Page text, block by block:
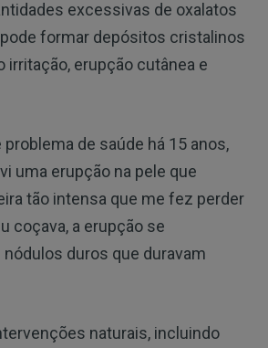
excessivas de oxalatos
formar depósitos cristalinos
irritação, erupção cutânea e
de saúde há 15 anos,
uma erupção na pele que
tão intensa que me fez perder
coçava, a erupção se
duros que duravam
naturais, incluindo